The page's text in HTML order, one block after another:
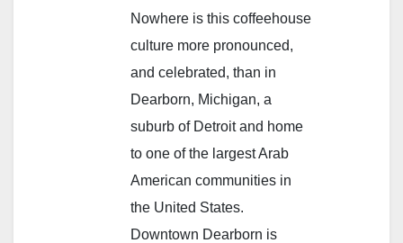
Nowhere is this coffeehouse
culture more pronounced,
and celebrated, than in
Dearborn, Michigan, a
suburb of Detroit and home
to one of the largest Arab
American communities in
the United States.
Downtown Dearborn is